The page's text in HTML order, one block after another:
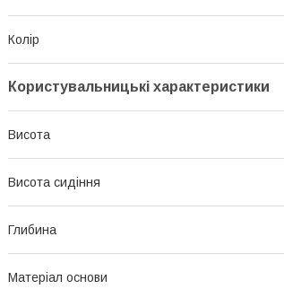
Колір
Користувальницькі характеристики
Висота
Висота сидіння
Глибина
Матеріал основи